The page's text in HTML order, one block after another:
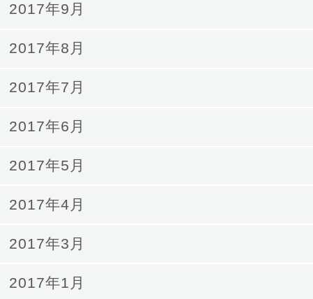
2017年9月
2017年8月
2017年7月
2017年6月
2017年5月
2017年4月
2017年3月
2017年1月